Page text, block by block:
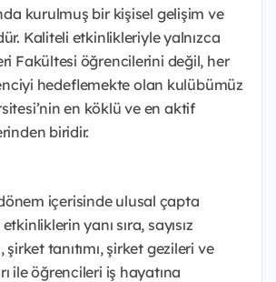
kurulmuş bir kişisel gelişim ve
Kaliteli etkinlikleriyle yalnızca
Fakültesi öğrencilerini değil, her
hedeflemekte olan kulübümüz
en köklü ve en aktif
biridir.
içerisinde ulusal çapta
yanı sıra, sayısız
tanıtımı, şirket gezileri ve
ile öğrencileri iş hayatına